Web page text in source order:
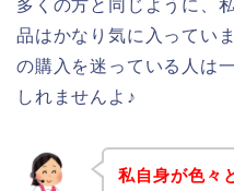
多くの方と同じように、
品はかなり気に入ってい
の購入を迷っている人は
しれませんよ♪
私自身が色々